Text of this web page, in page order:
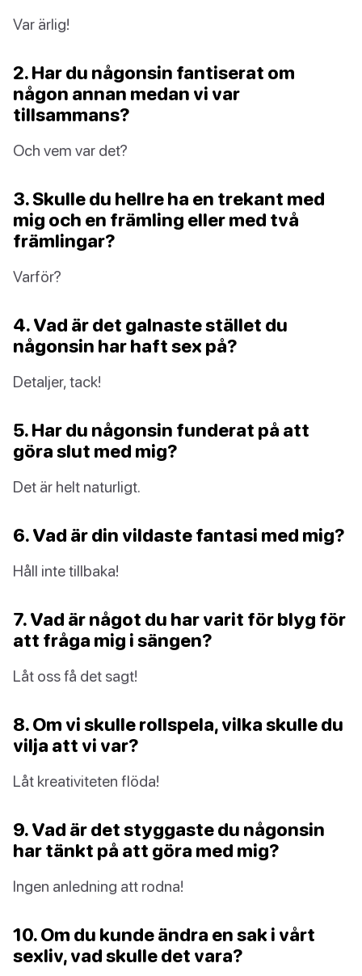
Var ärlig!
2. Har du någonsin fantiserat om
någon annan medan vi var
tillsammans?
Och vem var det?
3. Skulle du hellre ha en trekant med
mig och en främling eller med två
främlingar?
Varför?
4. Vad är det galnaste stället du
någonsin har haft sex på?
Detaljer, tack!
5. Har du någonsin funderat på att
göra slut med mig?
Det är helt naturligt.
6. Vad är din vildaste fantasi med mig?
Håll inte tillbaka!
7. Vad är något du har varit för blyg för
att fråga mig i sängen?
Låt oss få det sagt!
8. Om vi skulle rollspela, vilka skulle du
vilja att vi var?
Låt kreativiteten flöda!
9. Vad är det styggaste du någonsin
har tänkt på att göra med mig?
Ingen anledning att rodna!
10. Om du kunde ändra en sak i vårt
sexliv, vad skulle det vara?